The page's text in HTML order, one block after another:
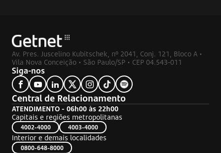
Av. Pres. Juscelino Kubitschek, nº 2041, Conj. 121, Bloco A •
Vila Nova Conceição • São Paulo/SP • CEP 04.543-011
Siga-nos
Central de Relacionamento
ATENDIMENTO - 06h00 às 22h00
Capitais e regiões metropolitanas
4002-4000 4003-4000
Interior e demais localidades
0800-648-8000